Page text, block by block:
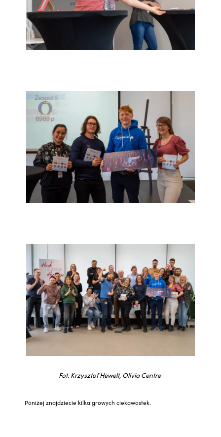
Fot. Krzysztof Hewelt, Olivia Centre
Poniżej znajdziecie kilka growych ciekawostek.